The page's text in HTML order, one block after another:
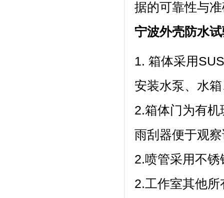
据的可靠性与准确
宁波外壳防水
1. 箱体采用
安装水泵、水
2.箱体门为有机
雨刮器便于观察
2.喷管采用不锈钢
2.工作室其他所